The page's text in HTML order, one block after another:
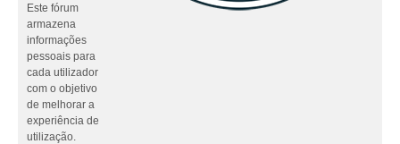
Este fórum
armazena
informações
pessoais para
cada utilizador
com o objetivo
de melhorar a
experiência de
utilização.